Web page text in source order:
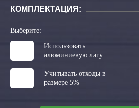
КОМПЛЕКТАЦИЯ:
Выберите:
Использовать
алюминиевую лагу
Учитывать отходы в
размере 5%